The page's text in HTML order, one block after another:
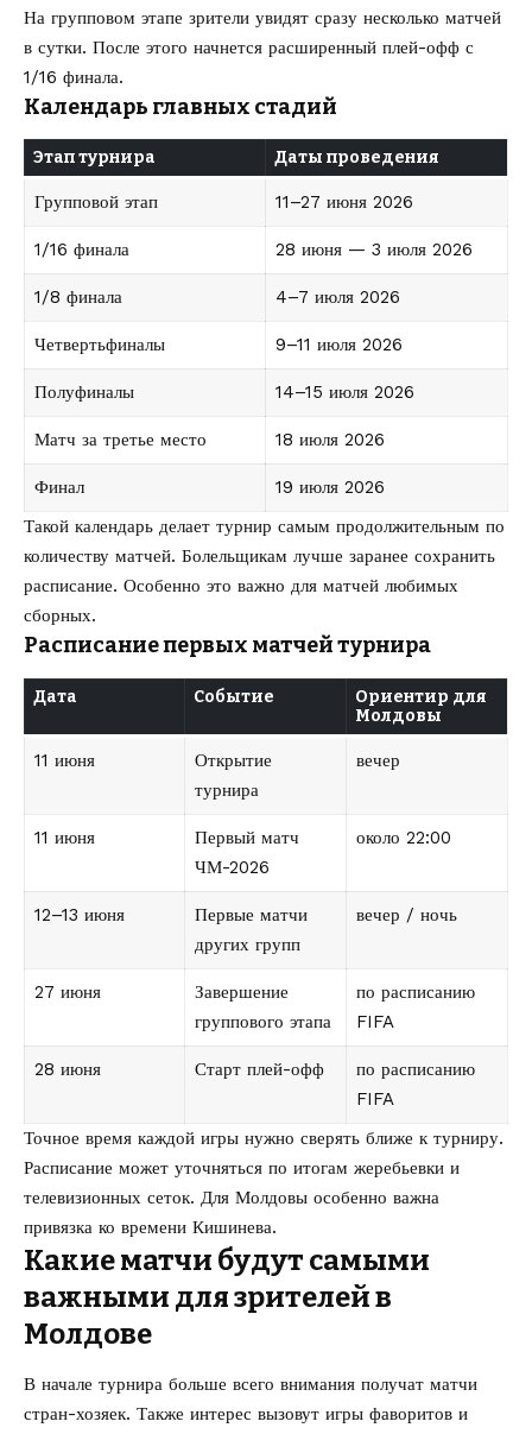
На групповом этапе зрители увидят сразу несколько матчей
в сутки. После этого начнется расширенный плей-офф с
1/16 финала.
Календарь главных стадий
Этап турнира Даты проведения
Групповой этап 11–27 июня 2026
1/16 финала 28 июня — 3 июля 2026
1/8 финала 4–7 июля 2026
Четвертьфиналы 9–11 июля 2026
Полуфиналы 14–15 июля 2026
Матч за третье место 18 июля 2026
Финал
19 июля 2026
Такой календарь делает турнир самым продолжительным по
количеству матчей. Болельщикам лучше заранее сохранить
расписание. Особенно это важно для матчей любимых
сборных.
Расписание первых матчей турнира
Дата Событие
Ориентир для
Молдовы
11 июня
Открытие
турнира
вечер
11 июня
Первый матч
ЧМ-2026
около 22:00
12–13 июня
Первые матчи
других групп
вечер / ночь
27 июня
Завершение
группового этапа
по расписанию
FIFA
28 июня Старт плей-офф
по расписанию
FIFA
Точное время каждой игры нужно сверять ближе к турниру.
Расписание может уточняться по итогам жеребьевки и
телевизионных сеток. Для Молдовы особенно важна
привязка ко времени Кишинева.
Какие матчи будут самыми
важными для зрителей в
Молдове
В начале турнира больше всего внимания получат матчи
стран-хозяек. Также интерес вызовут игры фаворитов и